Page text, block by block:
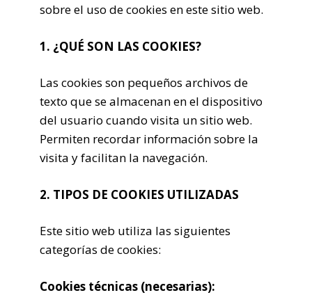
sobre el uso de cookies en este sitio web.
1. ¿QUÉ SON LAS COOKIES?
Las cookies son pequeños archivos de
texto que se almacenan en el dispositivo
del usuario cuando visita un sitio web.
Permiten recordar información sobre la
visita y facilitan la navegación.
2. TIPOS DE COOKIES UTILIZADAS
Este sitio web utiliza las siguientes
categorías de cookies:
Cookies técnicas (necesarias):